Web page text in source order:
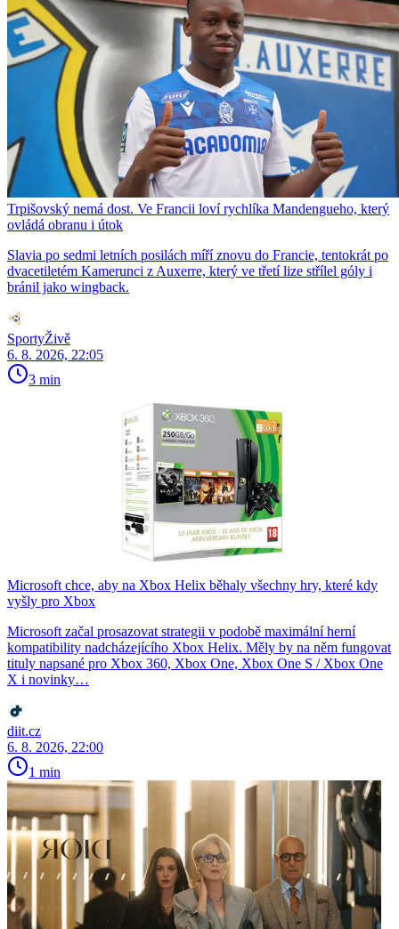
Trpišovský nemá dost. Ve Francii loví rychlíka Mandengueho, který
ovládá obranu i útok
Slavia po sedmi letních posilách míří znovu do Francie, tentokrát po
dvacetiletém Kamerunci z Auxerre, který ve třetí lize střílel góly i
bránil jako wingback.
SportyŽivě
6. 8. 2026, 22:05
3 min
Microsoft chce, aby na Xbox Helix běhaly všechny hry, které kdy
vyšly pro Xbox
Microsoft začal prosazovat strategii v podobě maximální herní
kompatibility nadcházejícího Xbox Helix. Měly by na něm fungovat
tituly napsané pro Xbox 360, Xbox One, Xbox One S / Xbox One
X i novinky…
diit.cz
6. 8. 2026, 22:00
1 min